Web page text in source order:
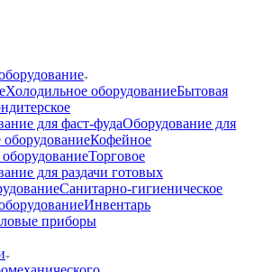
Холодильное оборудованиеБытовая
для фаст-фудаОборудование для
Кофейное
Торговое
для раздачи готовых
Санитарно-гигиеническое
Инвентарь
приборы